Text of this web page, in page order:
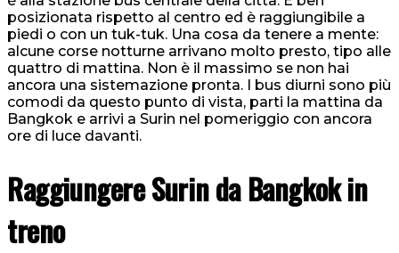
posizionata rispetto al centro ed è raggiungibile a
piedi o con un tuk-tuk. Una cosa da tenere a mente:
alcune corse notturne arrivano molto presto, tipo alle
quattro di mattina. Non è il massimo se non hai
ancora una sistemazione pronta. I bus diurni sono più
comodi da questo punto di vista, parti la mattina da
Bangkok e arrivi a Surin nel pomeriggio con ancora
ore di luce davanti.
Raggiungere Surin da Bangkok in
treno